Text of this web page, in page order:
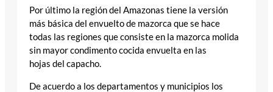
Por último la región del Amazonas tiene la versión
más básica del envuelto de mazorca que se hace
todas las regiones que consiste en la mazorca molida
sin mayor condimento cocida envuelta en las
hojas del capacho.
De acuerdo a los departamentos y municipios los